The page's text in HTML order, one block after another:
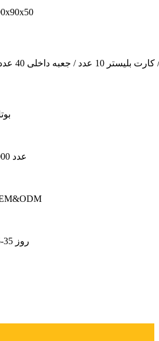
1000 عدد
15-35 روز